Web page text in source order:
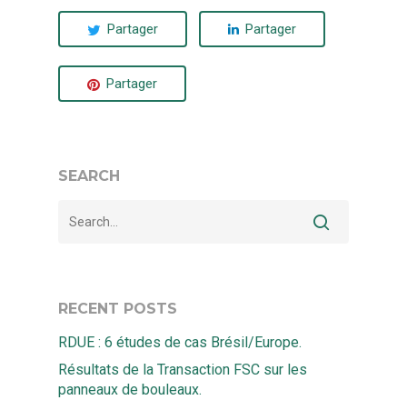
Partager Partager
Partager
SEARCH
RECENT POSTS
RDUE : 6 études de cas Brésil/Europe.
Résultats de la Transaction FSC sur les
panneaux de bouleaux.